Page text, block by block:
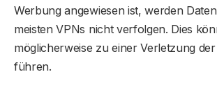
Werbung angewiesen ist, werden
meisten VPNs nicht verfolgen. Dies
möglicherweise zu einer Verletzung
führen.